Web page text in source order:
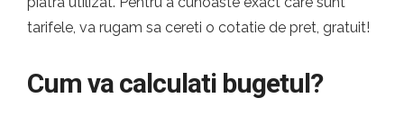
tarifele, va rugam sa cereti o cotatie de pret, gratuit!
Cum va calculati bugetul?